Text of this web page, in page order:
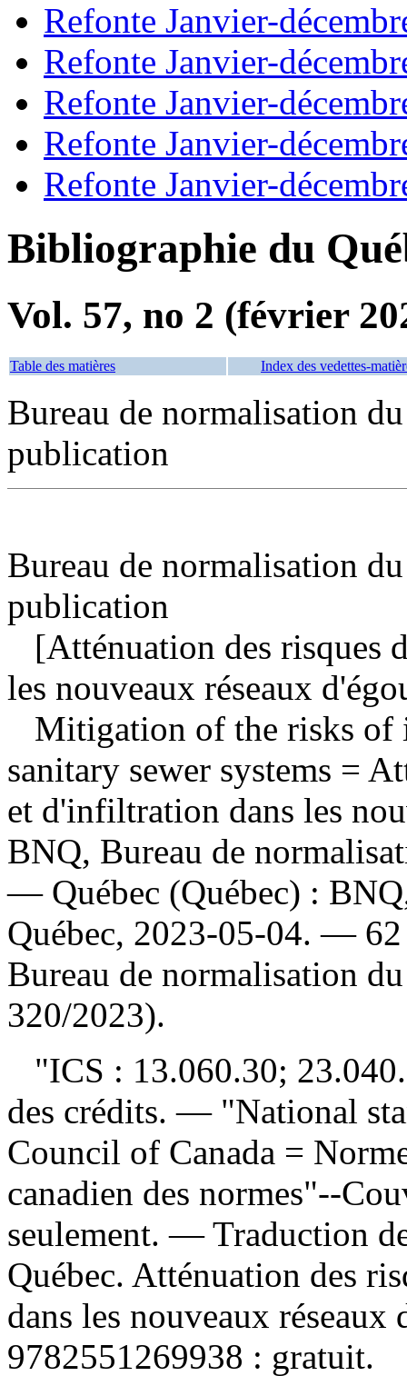
Refonte Janvier-
Refonte Janvier-
Refonte Janvier-
Refonte Janvier-
Refonte Janvier-
Bibliographie du
Vol. 57, no 2 (février
Table des matières Index des vedettes-
Bureau de normalisation
publication
Bureau de normalisation
publication
[Atténuation des risques
les nouveaux réseaux
Mitigation of the risks
sanitary sewer systems =
et d'infiltration dans les
BNQ, Bureau de
— Québec (Québec) :
Québec, 2023-05-04. —
Bureau de normalisation
320/2023).
"ICS : 13.060.30;
des crédits. — "National
Council of Canada =
canadien des normes"--
seulement. —Traduction
Québec. Atténuation des
dans les nouveaux
9782551269938 : gratuit.